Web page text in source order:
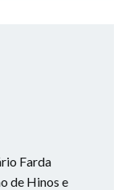
Farda
de Hinos e